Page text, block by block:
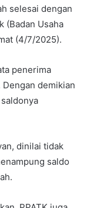
selesai dengan
(Badan Usaha
(4/7/2025).
penerima
demikian
dinilai tidak
saldo